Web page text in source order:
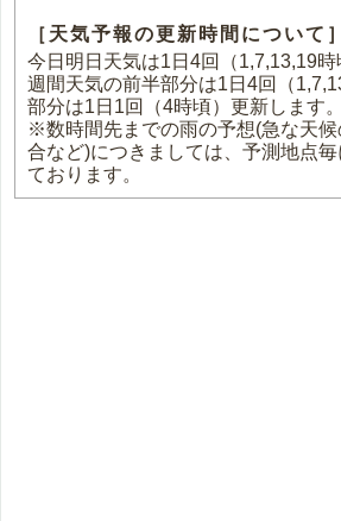
［天気予報の更新時間について］
今日明日天気は1日4回（1,7,13,19時
週間天気の前半部分は1日4回（
部分は1日1回（4時頃）更新します。
※数時間先までの雨の予想(急な天
合など)につきましては、予測地点
ております。